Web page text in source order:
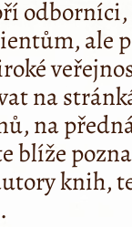
ale
na
na
blíže
knih,